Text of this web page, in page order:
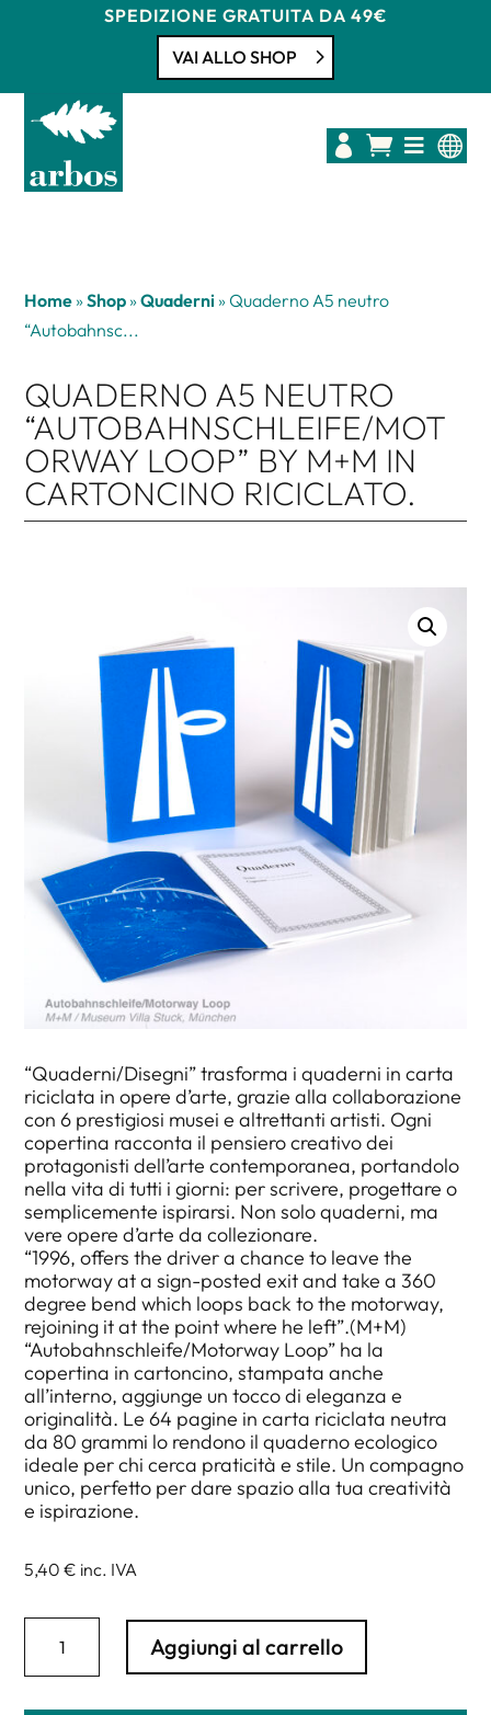
SPEDIZIONE GRATUITA DA 49€
VAI ALLO SHOP
   
Home »Shop »Quaderni »Quaderno A5 neutro
“Autobahnsc...
QUADERNO A5 NEUTRO
“AUTOBAHNSCHLEIFE/MOT
ORWAY LOOP” BY M+M IN
CARTONCINO RICICLATO.
“Quaderni/Disegni” trasforma i quaderni in carta
riciclata in opere d’arte, grazie alla collaborazione
con 6 prestigiosi musei e altrettanti artisti. Ogni
copertina racconta il pensiero creativo dei
protagonisti dell’arte contemporanea, portandolo
nella vita di tutti i giorni: per scrivere, progettare o
semplicemente ispirarsi. Non solo quaderni, ma
vere opere d’arte da collezionare.
“1996, offers the driver a chance to leave the
motorway at a sign-posted exit and take a 360
degree bend which loops back to the motorway,
rejoining it at the point where he left”.(M+M)
“Autobahnschleife/Motorway Loop” ha la
copertina in cartoncino, stampata anche
all’interno, aggiunge un tocco di eleganza e
originalità. Le 64 pagine in carta riciclata neutra
da 80 grammi lo rendono il quaderno ecologico
ideale per chi cerca praticità e stile. Un compagno
unico, perfetto per dare spazio alla tua creatività
e ispirazione.
5,40 € inc. IVA
neutro
Aggiungi al carrello